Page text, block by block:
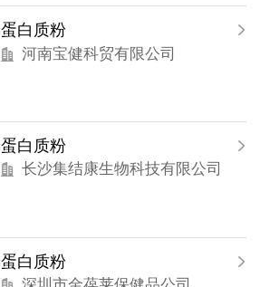
蛋白质粉
河南宝健科贸有限公司
蛋白质粉
长沙集结康生物科技有限公司
蛋白质粉